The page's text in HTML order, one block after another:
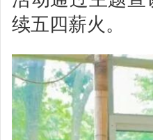
续五四薪火。